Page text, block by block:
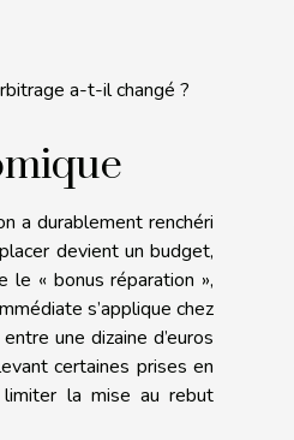
a-t-il changé ?
a durablement renchéri
devient un budget,
le « bonus réparation »,
s’applique chez
une dizaine d’euros
certaines prises en
la mise au rebut